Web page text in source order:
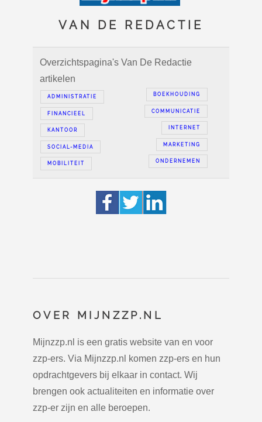
VAN DE REDACTIE
Overzichtspagina's Van De Redactie
artikelen
BOEKHOUDING
ADMINISTRATIE
COMMUNICATIE
FINANCIEEL
INTERNET
KANTOOR
MARKETING
SOCIAL-MEDIA
ONDERNEMEN
MOBILITEIT
OVER MIJNZZP.NL
Mijnzzp.nl is een gratis website van en voor
zzp-ers. Via Mijnzzp.nl komen zzp-ers en hun
opdrachtgevers bij elkaar in contact. Wij
brengen ook actualiteiten en informatie over
zzp-er zijn en alle beroepen.